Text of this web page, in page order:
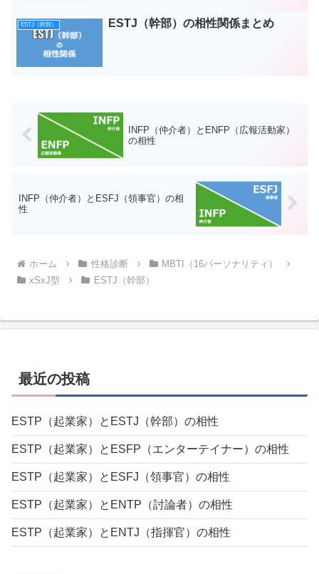
ESTJ（幹部） ESTJ（幹部）の相性関係まとめ
INFP（仲介者）とENFP（広報活動家）
の相性
INFP（仲介者）とESFJ（領事官）の相
性
ホーム 性格診断
MBTI（16パーソナリティ）
xSxJ型
ESTJ（幹部）
最近の投稿
ESTP（起業家）とESTJ（幹部）の相性
ESTP（起業家）とESFP（エンターテイナー）の相性
ESTP（起業家）とESFJ（領事官）の相性
ESTP（起業家）とENTP（討論者）の相性
ESTP（起業家）とENTJ（指揮官）の相性